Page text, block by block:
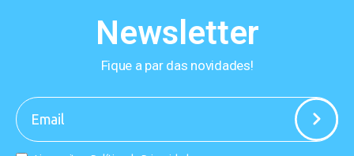
Newsletter
Fique a par das novidades!
-